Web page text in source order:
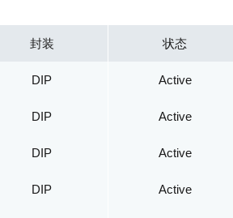
封装 状态
DIP Active
DIP Active
DIP Active
DIP Active